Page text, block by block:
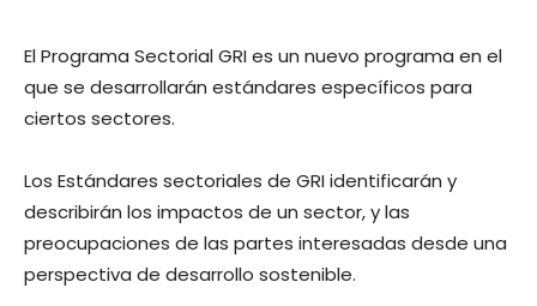
El Programa Sectorial GRI es un nuevo programa en el
que se desarrollarán estándares específicos para
ciertos sectores.
Los Estándares sectoriales de GRI identificarán y
describirán los impactos de un sector, y las
preocupaciones de las partes interesadas desde una
perspectiva de desarrollo sostenible.